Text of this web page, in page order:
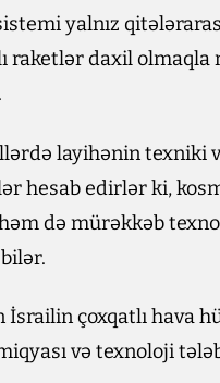
yalnız
raketlər daxil
layihənin texniki
hesab edirlər ki,
də mürəkkəb
İsrailin çoxqatlı hava
və texnoloji